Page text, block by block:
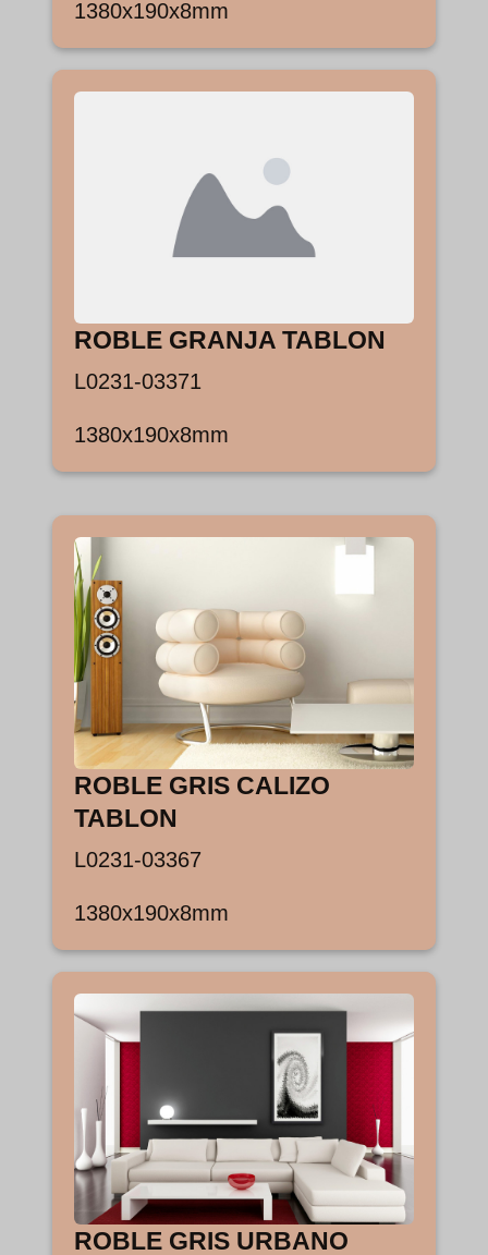
1380x190x8mm
ROBLE GRANJA TABLON
L0231-03371
1380x190x8mm
ROBLE GRIS CALIZO
TABLON
L0231-03367
1380x190x8mm
ROBLE GRIS URBANO